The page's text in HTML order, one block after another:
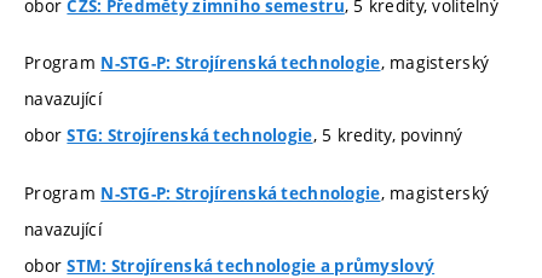
oborCZS: Předměty zimního semestru, 5 kredity, volitelný
Program N-STG-P: Strojírenská technologie, magisterský
navazující
oborSTG: Strojírenská technologie, 5 kredity, povinný
Program N-STG-P: Strojírenská technologie, magisterský
navazující
oborSTM: Strojírenská technologie a průmyslový